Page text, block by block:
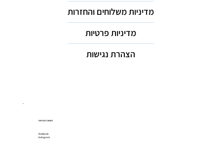
מדיניות משלוחים והחזרות
מדיניות פרטיות
הצהרת נגישות
רשתות חברתיות
Facebook
Instagram